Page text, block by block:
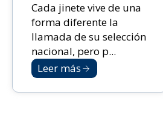
Cada jinete vive de una
forma diferente la
llamada de su selección
nacional, pero p...
Leer más